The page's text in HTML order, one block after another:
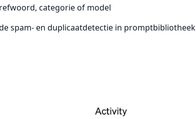
categorie of model
spam- en duplicaatdetectie in promptbibliotheek